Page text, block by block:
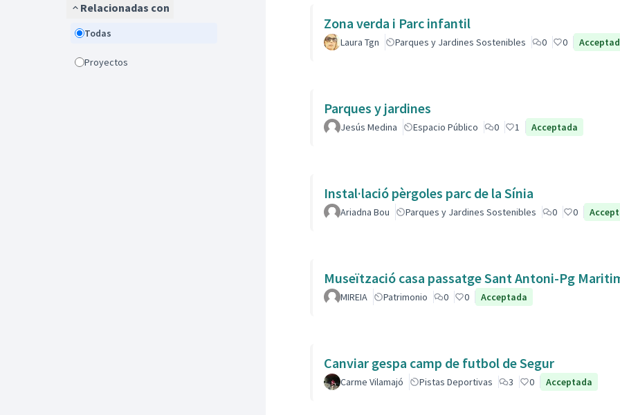
Relacionadas con
Todas
Proyectos
Zona verda i Parc infantil
Laura Tgn Parques y Jardines Sostenibles 0 0
Parques y jardines
Jesús Medina Espacio Público 0 1 Acceptada
Instal·lació pèrgoles parc de la Sínia
Ariadna Bou Parques y Jardines Sostenibles 0 0
Museïtzació casa passatge Sant Antoni-Pg
MIREIA Patrimonio 0 0 Acceptada
Canviar gespa camp de futbol de Segur
Carme Vilamajó Pistas Deportivas 3 0 Acceptada